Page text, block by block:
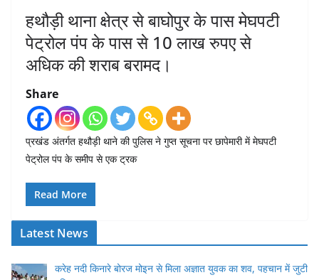
हथौड़ी थाना क्षेत्र से बाघोपुर के पास मेघपटी
पेट्रोल पंप के पास से 10 लाख रुपए से
अधिक की शराब बरामद।
Share
प्रखंड अंतर्गत हथौड़ी थाने की पुलिस ने गुप्त सूचना पर छापेमारी में मेघपटी
पेट्रोल पंप के समीप से एक ट्रक
Read More
Latest News
करेह नदी किनारे बोरज मोइन से मिला अज्ञात युवक का शव, पहचान में जुटी